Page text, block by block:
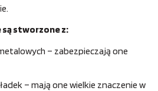
stworzone z:
– zabezpieczają one
– mają one wielkie znaczenie w